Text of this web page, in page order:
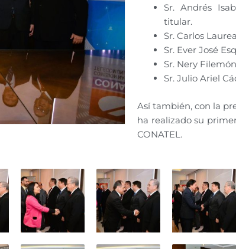
Sr. Andrés
titular.
Sr. Carlos
Sr. Ever José
Sr. Nery
Sr. Julio Ariel
Así también, con la
ha realizado su
CONATEL.